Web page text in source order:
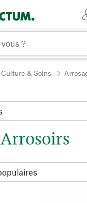
Culture & Soins
Arrosoirs